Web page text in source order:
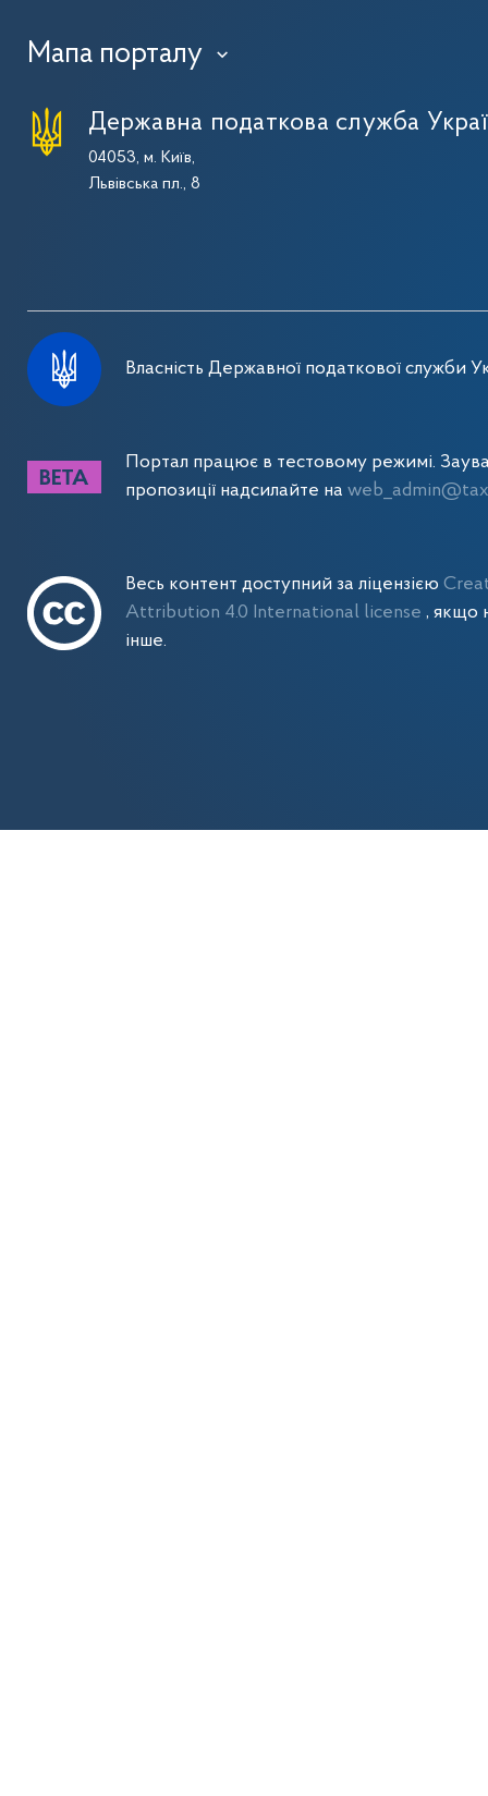
Мапа порталу ›
Державна податкова служба
04053, м. Київ,
Львівська пл., 8
Власність Державної податкової служби
Портал працює в тестовому режимі.
пропозиції надсилайте на
Весь контент доступний за ліцензією
Attribution 4.0 International license , якщо
інше.